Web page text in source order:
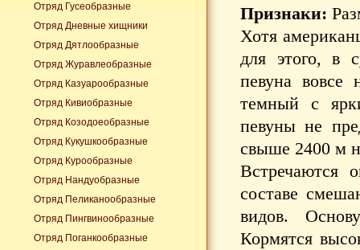
Признаки:
Хотя
для этого, в
певуна
темный с
певуны не
свыше 2400 м
Встречаются
составе
видов.
Кормятся
Отряд Гусеобразные
Отряд Дневные хищники
Отряд Дятлообразные
Отряд Журавлеобразные
Отряд Казуарообразные
Отряд Кивиобразные
Отряд Козодоеобразные
Отряд Кукушкообразные
Отряд Курообразные
Отряд Нандуобразные
Отряд Пеликанообразные
Отряд Пингвинообразные
Отряд Поганкообразные